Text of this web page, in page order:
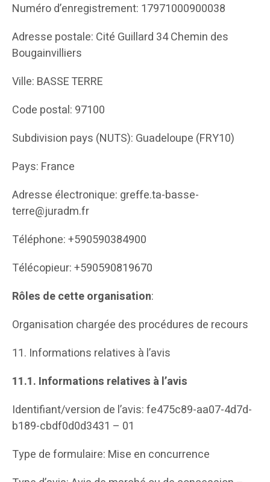
Numéro d’enregistrement: 17971000900038
Adresse postale: Cité Guillard 34 Chemin des
Bougainvilliers
Ville: BASSE TERRE
Code postal: 97100
Subdivision pays (NUTS): Guadeloupe (FRY10)
Pays: France
Adresse électronique: greffe.ta-basse-
terre@juradm.fr
Téléphone: +590590384900
Télécopieur: +590590819670
Rôles de cette organisation:
Organisation chargée des procédures de recours
11. Informations relatives à l’avis
11.1. Informations relatives à l’avis
Identifiant/version de l’avis: fe475c89-aa07-4d7d-
b189-cbdf0d0d3431 – 01
Type de formulaire: Mise en concurrence